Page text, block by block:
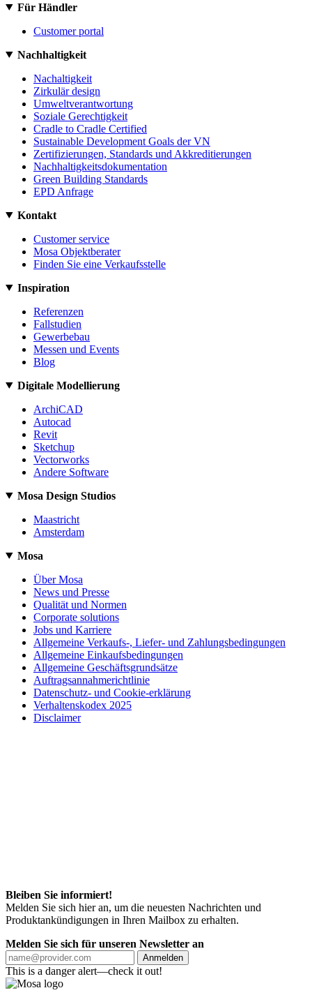
Für Händler
Customer portal
Nachhaltigkeit
Nachaltigkeit
Zirkulär design
Umweltverantwortung
Soziale Gerechtigkeit
Cradle to Cradle Certified
Sustainable Development Goals der VN
Zertifizierungen, Standards und Akkreditierungen
Nachhaltigkeitsdokumentation
Green Building Standards
EPD Anfrage
Kontakt
Customer service
Mosa Objektberater
Finden Sie eine Verkaufsstelle
Inspiration
Referenzen
Fallstudien
Gewerbebau
Messen und Events
Blog
Digitale Modellierung
ArchiCAD
Autocad
Revit
Sketchup
Vectorworks
Andere Software
Mosa Design Studios
Maastricht
Amsterdam
Mosa
Über Mosa
News und Presse
Qualität und Normen
Corporate solutions
Jobs und Karriere
Allgemeine Verkaufs-, Liefer- und Zahlungsbedingungen
Allgemeine Einkaufsbedingungen
Allgemeine Geschäftsgrundsätze
Auftragsannahmerichtlinie
Datenschutz- und Cookie-erklärung
Verhaltenskodex 2025
Disclaimer
Bleiben Sie informiert!
Melden Sie sich hier an, um die neuesten Nachrichten und
Produktankündigungen in Ihren Mailbox zu erhalten.
Melden Sie sich für unseren Newsletter an
Anmelden
This is a danger alert—check it out!